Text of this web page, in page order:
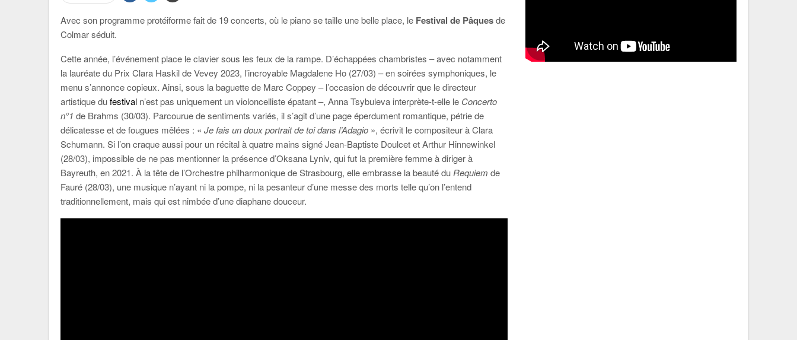
Avec son programme protéiforme fait de 19 concerts, où le piano se taille une belle place, le Festival de Pâquesde
Colmar séduit.
Cette année, l’événement place le clavier sous les feux de la rampe. D’échappées chambristes – avec notamment
la lauréate du Prix Clara Haskil de Vevey 2023, l’incroyable Magdalene Ho (27/03) – en soirées symphoniques, le
menu s’annonce copieux. Ainsi, sous la baguette de Marc Coppey – l’occasion de découvrir que le directeur
artistique dufestival n’est pas uniquement un violoncelliste épatant –, Anna Tsybuleva interprète-t-elle le Concerto
n°1 de Brahms (30/03). Parcourue de sentiments variés, il s’agit d’une page éperdument romantique, pétrie de
délicatesse et de fougues mêlées : « Je fais un doux portrait de toi dans l’Adagio », écrivit le compositeur à Clara
Schumann. Si l’on craque aussi pour un récital à quatre mains signé Jean-Baptiste Doulcet et Arthur Hinnewinkel
(28/03), impossible de ne pas mentionner la présence d’Oksana Lyniv, qui fut la première femme à diriger à
Bayreuth, en 2021. À la tête de l’Orchestre philharmonique de Strasbourg, elle embrasse la beauté du Requiem de
Fauré (28/03), une musique n’ayant ni la pompe, ni la pesanteur d’une messe des morts telle qu’on l’entend
traditionnellement, mais qui est nimbée d’une diaphane douceur.